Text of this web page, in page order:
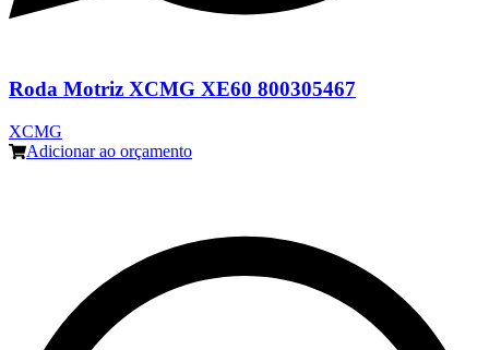
Roda Motriz XCMG XE60 800305467
XCMG
Adicionar ao orçamento